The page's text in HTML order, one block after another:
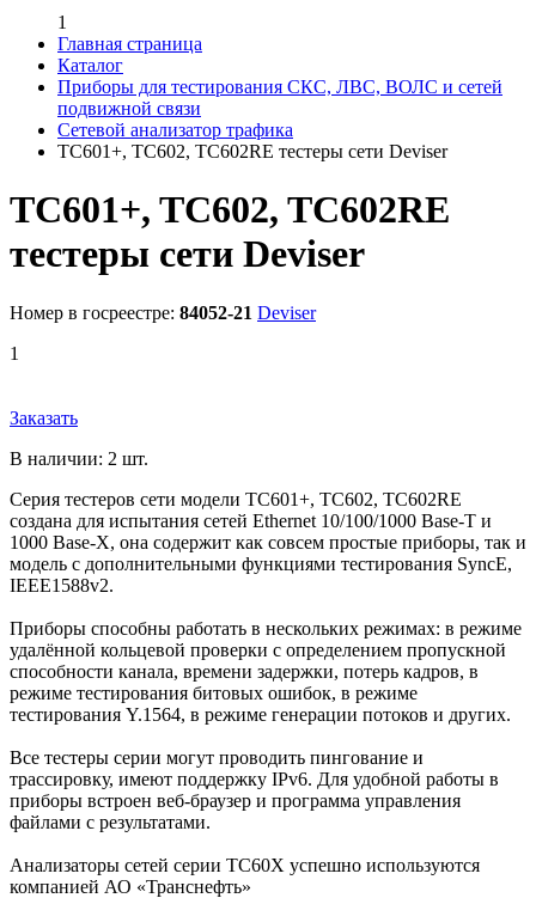
1
Главная страница
Каталог
Приборы для тестирования СКС, ЛВС, ВОЛС и сетей
подвижной связи
Сетевой анализатор трафика
TC601+, TC602, TC602RE тестеры сети Deviser
TC601+, TC602, TC602RE
тестеры сети Deviser
Номер в госреестре: 84052-21 Deviser
1
Заказать
В наличии: 2 шт.
Серия тестеров сети модели TC601+, TC602, TC602RE
создана для испытания сетей Ethernet 10/100/1000 Base-T и
1000 Base-X, она содержит как совсем простые приборы, так и
модель с дополнительными функциями тестирования SyncE,
IEEE1588v2.
Приборы способны работать в нескольких режимах: в режиме
удалённой кольцевой проверки с определением пропускной
способности канала, времени задержки, потерь кадров, в
режиме тестирования битовых ошибок, в режиме
тестирования Y.1564, в режиме генерации потоков и других.
Все тестеры серии могут проводить пингование и
трассировку, имеют поддержку IPv6. Для удобной работы в
приборы встроен веб-браузер и программа управления
файлами с результатами.
Анализаторы сетей серии ТС60X успешно используются
компанией АО «Транснефть»